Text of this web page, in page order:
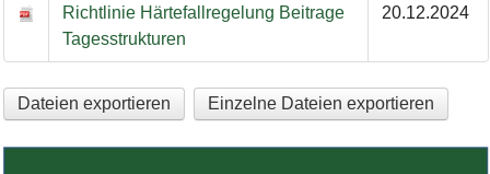
Richtlinie Härtefallregelung Beitrage
Tagesstrukturen
20.12.2024
Dateien exportieren Einzelne Dateien exportieren